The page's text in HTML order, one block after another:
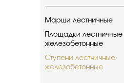
Марши лестничные
Площадки лестничные
железобетонные
Ступени лестничные
железобетонные